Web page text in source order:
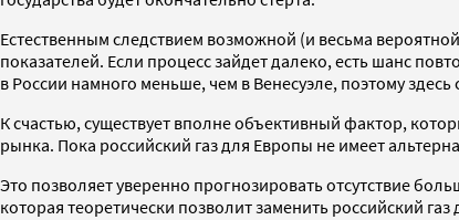
Естественным следствием возможной (и весьма
показателей. Если процесс зайдет далеко, есть шанс
в России намного меньше, чем в Венесуэле, поэтому
К счастью, существует вполне объективный фактор,
рынка. Пока российский газ для Европы не имеет
Это позволяет уверенно прогнозировать отсутствие
которая теоретически позволит заменить российский